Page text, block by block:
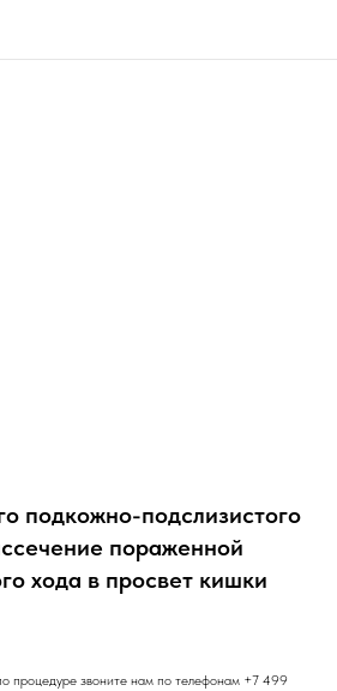
подкожно-подслизистого
пораженной
хода в просвет кишки
процедуре звоните нам по телефонам +7 499